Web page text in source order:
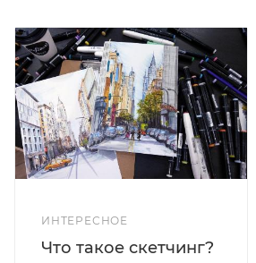
ИНТЕРЕСНОЕ
Что такое скетчинг?